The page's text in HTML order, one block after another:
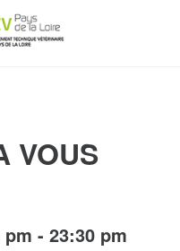
VOUS
pm - 23:30 pm